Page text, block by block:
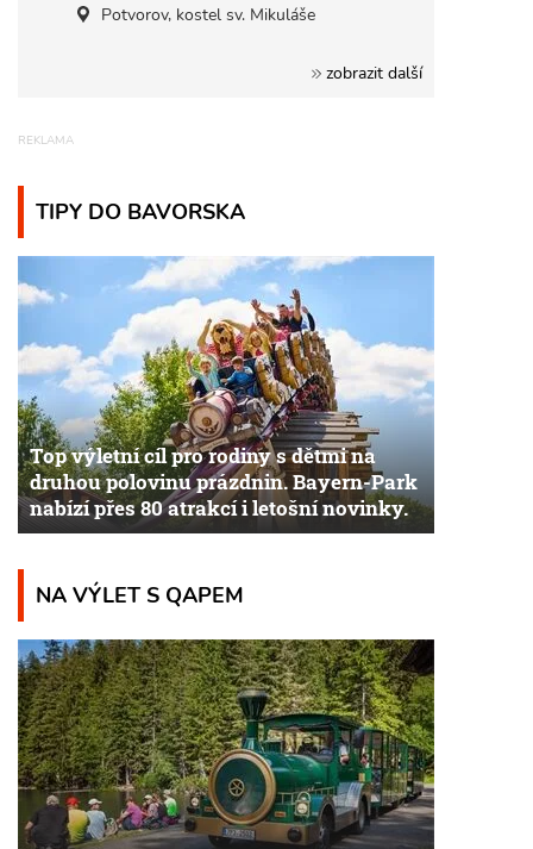
Potvorov, kostel sv. Mikuláše
zobrazit další
TIPY DO BAVORSKA
Top výletní cíl pro rodiny s dětmi na
druhou polovinu prázdnin. Bayern-Park
nabízí přes 80 atrakcí i letošní novinky.
NA VÝLET S QAPEM